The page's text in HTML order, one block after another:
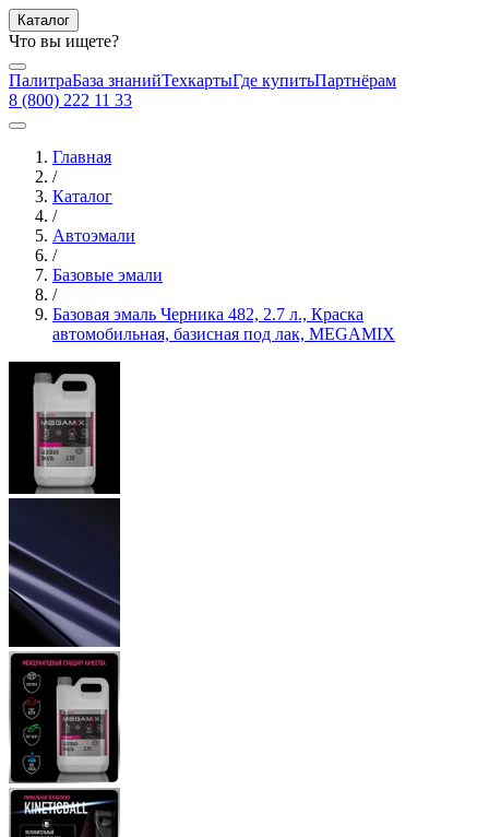
Каталог
Что вы ищете?
ПалитраБаза знанийТехкартыГде купитьПартнёрам
8 (800) 222 11 33
Главная
/
Каталог
/
Автоэмали
/
Базовые эмали
/
Базовая эмаль Черника 482, 2.7 л., Краска
автомобильная, базисная под лак, MEGAMIX